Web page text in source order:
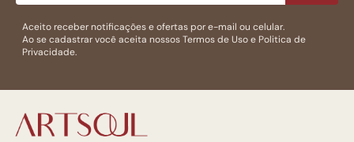
Aceito receber notificações e ofertas por e-mail ou celular.
Ao se cadastrar você aceita nossosTermos de Usoe Politica de
Privacidade.